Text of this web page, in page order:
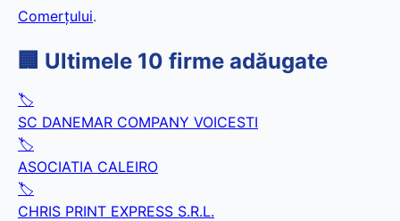
Comerțului.
🏢 Ultimele 10 firme adăugate
🏷️
SC DANEMAR COMPANY VOICESTI
🏷️
ASOCIATIA CALEIRO
🏷️
CHRIS PRINT EXPRESS S.R.L.